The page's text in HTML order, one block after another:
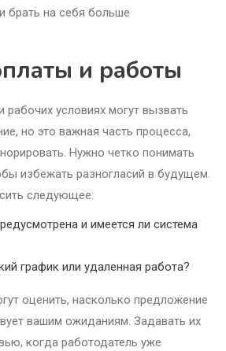
брать на себя больше
и работы
условиях могут вызвать
но это важная часть процесса,
Нужно четко понимать
избежать разногласий в будущем.
следующее:
и имеется ли система
график или удаленная работа?
оценить, насколько предложение
вашим ожиданиям. Задавать их
когда работодатель уже